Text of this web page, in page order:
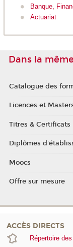
Banque,
Actuariat
Dans la
Catalogue des
Licences et
Titres & Certificats
Diplômes
Moocs
Offre sur mesure
ACCÈS DIRECTS
Répertoire